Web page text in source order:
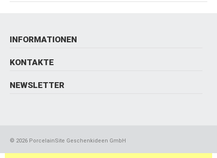
INFORMATIONEN
KONTAKTE
NEWSLETTER
© 2026 PorcelainSite Geschenkideen GmbH